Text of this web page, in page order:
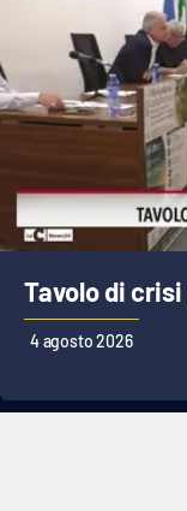
Tavolo di
4 agosto 2026